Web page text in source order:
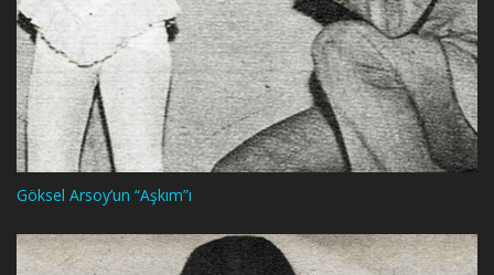
Göksel Arsoy’un “Aşkım”ı